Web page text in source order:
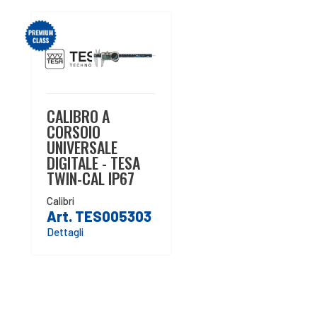
CALIBRO A
CORSOIO
UNIVERSALE
DIGITALE - TESA
TWIN-CAL IP67
Calibri
Art. TES005303
Dettagli